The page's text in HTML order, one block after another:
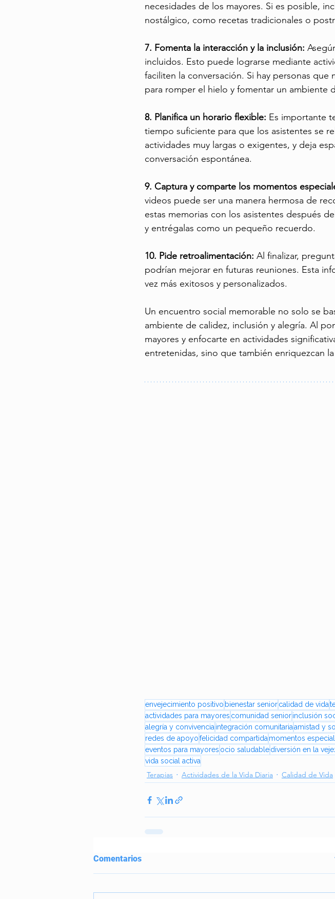
necesidades de los mayores. Si es posible,
nostálgico, como recetas tradicionales o
7. Fomenta la interacción y la inclusión:
incluidos. Esto puede lograrse mediante
faciliten la conversación. Si hay personas
para romper el hielo y fomentar un ambiente
8. Planifica un horario flexible: Es importante
tiempo suficiente para que los asistentes se
actividades muy largas o exigentes, y deja
conversación espontánea.
9. Captura y comparte los momentos
videos puede ser una manera hermosa de
estas memorias con los asistentes después
y entrégalas como un pequeño recuerdo.
10. Pide retroalimentación: Al finalizar,
podrían mejorar en futuras reuniones. Esta
vez más exitosos y personalizados.
Un encuentro social memorable no solo se
ambiente de calidez, inclusión y alegría. Al
mayores y enfocarte en actividades
entretenidas, sino que también enriquezcan
envejecimiento positivo bienestar seniorcalidad de vida
actividades para mayores comunidad seniorinclusión
alegría y convivenciaintegración comunitariaamistad y
redes de apoyofelicidad compartidamomentos
eventos para mayores ocio saludablediversión en la
vida social activa
Terapias Actividades de la Vida Diaria Calidad de Vida
Comentarios